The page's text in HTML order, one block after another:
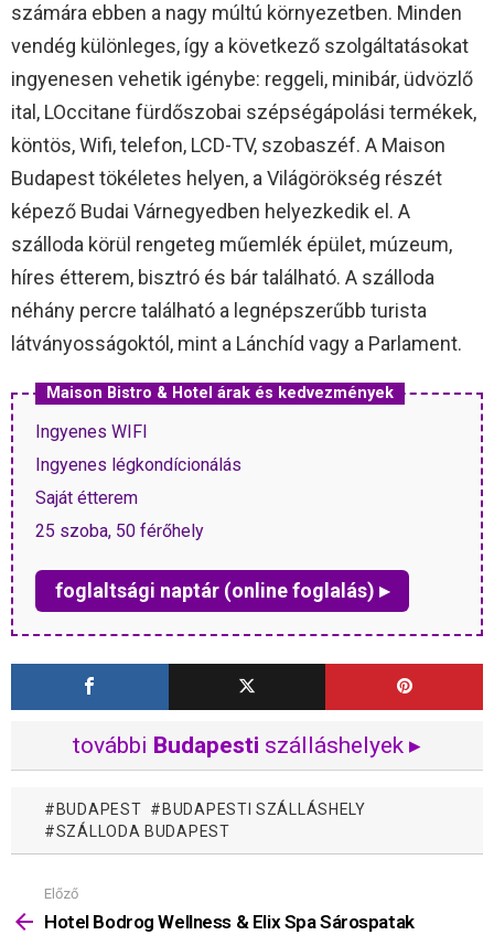
számára ebben a nagy múltú környezetben. Minden
vendég különleges, így a következő szolgáltatásokat
ingyenesen vehetik igénybe: reggeli, minibár, üdvözlő
ital, LOccitane fürdőszobai szépségápolási termékek,
köntös, Wifi, telefon, LCD-TV, szobaszéf. A Maison
Budapest tökéletes helyen, a Világörökség részét
képező Budai Várnegyedben helyezkedik el. A
szálloda körül rengeteg műemlék épület, múzeum,
híres étterem, bisztró és bár található. A szálloda
néhány percre található a legnépszerűbb turista
látványosságoktól, mint a Lánchíd vagy a Parlament.
Maison Bistro & Hotel árak és kedvezmények
Ingyenes WIFI
Ingyenes légkondícionálás
Saját étterem
25 szoba, 50 férőhely
foglaltsági naptár (online foglalás) ▸
további Budapesti szálláshelyek ▸
BUDAPEST
BUDAPESTI SZÁLLÁSHELY
SZÁLLODA BUDAPEST
Mutass
többet
Előző
Hotel Bodrog Wellness & Elix Spa Sárospatak